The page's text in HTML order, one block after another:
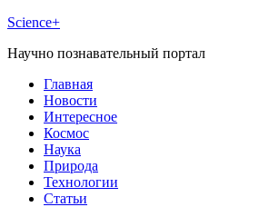
Science+
Научно познавательный портал
Главная
Новости
Интересное
Космос
Наука
Природа
Технологии
Статьи